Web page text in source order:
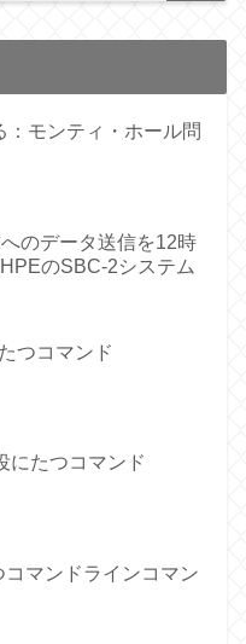
：モンティ・ホール問
のデータ送信を12時
のSBC-2システム
つコマンド
にたつコマンド
コマンドラインコマン